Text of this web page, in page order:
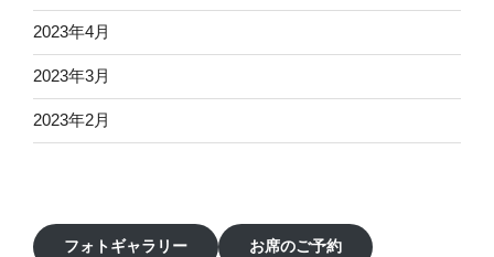
2023年4月
2023年3月
2023年2月
フォトギャラリー お席のご予約